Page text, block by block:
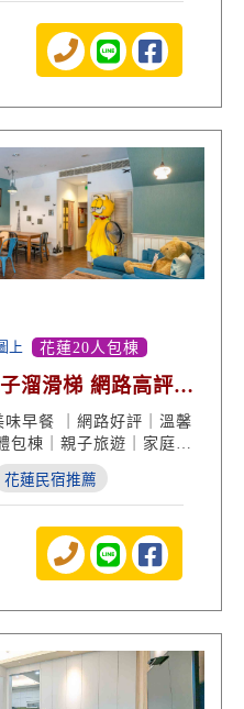
上 花蓮20人包棟
溜滑梯 網路高評
早餐 ｜網路好評｜溫馨
棟｜親子旅遊｜家庭花
花蓮民宿推薦